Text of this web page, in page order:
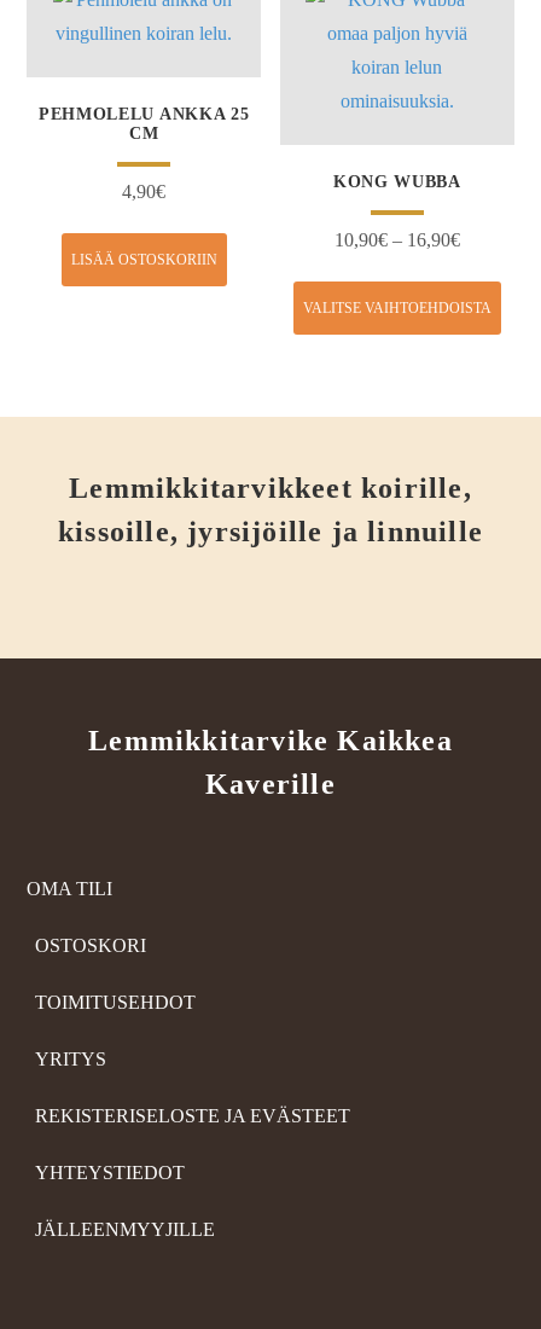
PEHMOLELU ANKKA 25
CM
4,90€
LISÄÄ OSTOSKORIIN
KONG WUBBA
10,90€ – 16,90€
VALITSE VAIHTOEHDOISTA
Lemmikkitarvikkeet koirille,
kissoille, jyrsijöille ja linnuille
Lemmikkitarvike Kaikkea
Kaverille
OMA TILI
OSTOSKORI
TOIMITUSEHDOT
YRITYS
REKISTERISELOSTE JA EVÄSTEET
YHTEYSTIEDOT
JÄLLEENMYYJILLE